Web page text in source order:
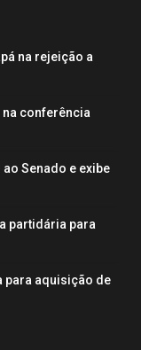
na rejeição a
na conferência
Senado e exibe
partidária para
para aquisição de